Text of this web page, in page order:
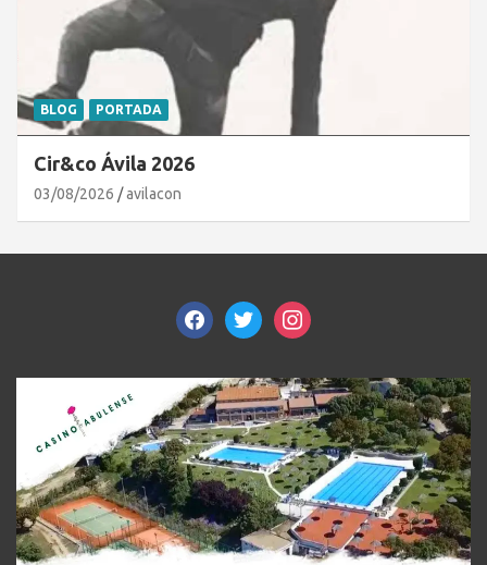
BLOG PORTADA
Cir&co Ávila 2026
03/08/2026 avilacon
facebooktwitterinstagram